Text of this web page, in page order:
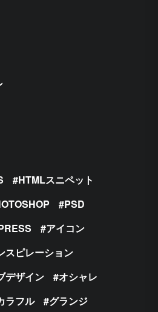
HTMLスニペット
PSD
アイコン
スピレーション
デザイン
オシャレ
ラフル
グランジ